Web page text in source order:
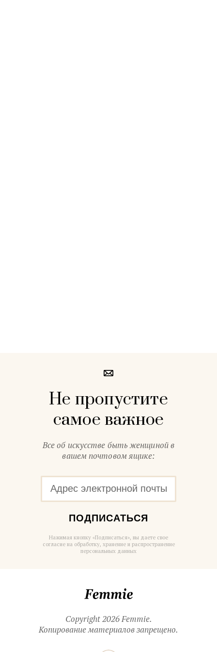
Не пропустите
самое важное
Все об искусстве быть женщиной в
вашем почтовом ящике:
ПОДПИСАТЬСЯ
Нажимая кнопку «Подписаться», вы даете свое
согласие на обработку, хранение и распространение
персональных данных
Copyright 2026 Femmie.
Копирование материалов запрещено.